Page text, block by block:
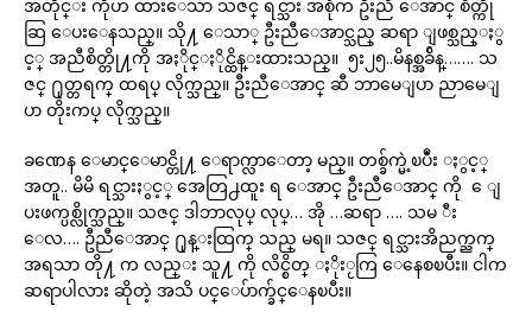
အတိုင္း ကိုဟ ထားေသာ သဇင္ ရင္သား အစုံက ဦးညီ ေအာင္ စိတ္ကို
ဆြ ေပးေနသည္။ သို႔ ေသာ္ ဦးညီေအာင္သည္ ဆရာ ျဖစ္သည္ႏွ
င့္ အညီစိတ္တို႔ကို အႏိုင္ႏိုင္ထိန္းထားသည္။ ၅း၂၅..မိနစ္အခ်ိန္……. သ
ဇင္ ႐ုတ္တရက္ ထရပ္ လိုက္သည္။ ဦးညီေအာင္ ဆီ ဘာမေျပာ ညာမေျ
ပာ တိုးကပ္ လိုက္သည္။
ခဏေန ေမာင္ေမာင္တို႔ ေရာက္လာေတာ့ မည္။ တစ္ခ်က္မဲ့ၿပဳံး ႏွင့္
အတူ.. မိမိ ရင္သားႏွင့္ အေတြ႕ထူး ရ ေအာင္ ဦးညီေအာင္ ကို ေျ
ပးဖက္ပစ္လိုက္သည္။ သဇင္ ဒါဘာလုပ္ လုပ္… အို …ဆရာ …. သမ ီး
ေလ…. ဦညီေအာင္ ႐ုန္းထြက္ သည္ မရ။ သဇင္ ရင္သားအိညက္ညက္
အရသာ တို႔ က လည္း သူ႔ ကို လိင္စိတ္ ႏိုးႂကြ ေနေစၿပီး။ ငါက
ဆရာပါလား ဆိုတဲ့ အသိ ပင္ေပ်ာက္ခ်င္ေနၿပီး။